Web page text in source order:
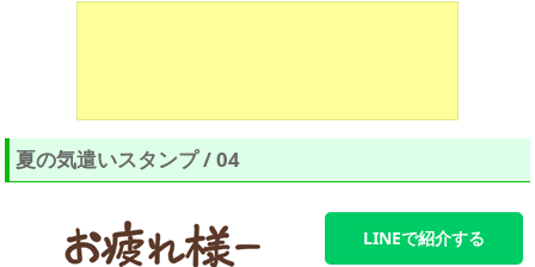
夏の気遣いスタンプ / 04
LINEで紹介する